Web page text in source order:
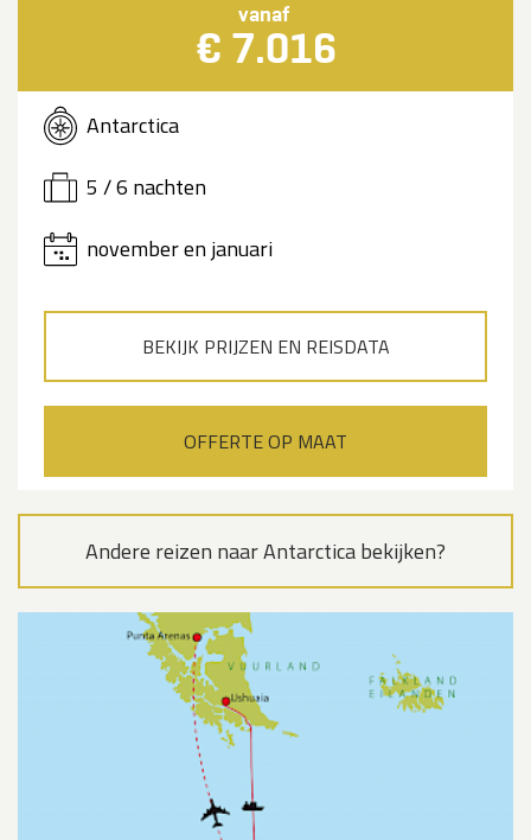
vanaf
€ 7.016
Antarctica
5 / 6 nachten
november en januari
BEKIJK PRIJZEN EN REISDATA
OFFERTE OP MAAT
Andere reizen naar Antarctica bekijken?